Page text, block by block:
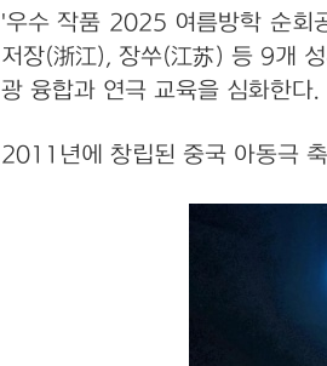
'우수 작품 2025 여름방학 순회
저장(浙江), 장쑤(江苏) 등 9개
광 융합과 연극 교육을 심화한다.
2011년에 창립된 중국 아동극